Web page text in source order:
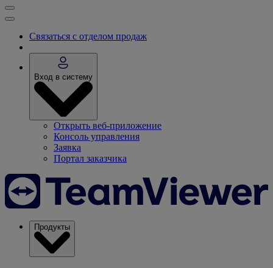
Связаться с отделом продаж
Вход в систему
Открыть веб-приложение
Консоль управления
Заявка
Портал заказчика
Продукты